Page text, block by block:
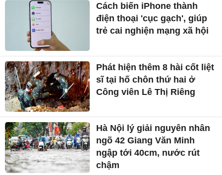
Cách biến iPhone thành
điện thoại 'cục gạch', giúp
trẻ cai nghiện mạng xã hội
Phát hiện thêm 8 hài cốt liệt
sĩ tại hố chôn thứ hai ở
Công viên Lê Thị Riêng
Hà Nội lý giải nguyên nhân
ngõ 42 Giang Văn Minh
ngập tới 40cm, nước rút
chậm